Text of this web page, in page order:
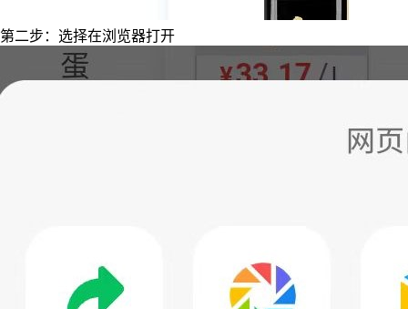
第二步：选择在浏览器打开